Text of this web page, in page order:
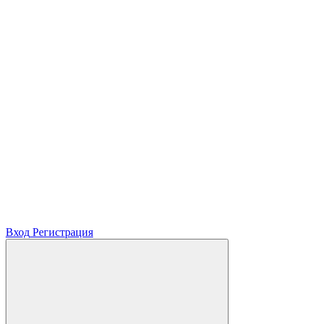
Вход Регистрация